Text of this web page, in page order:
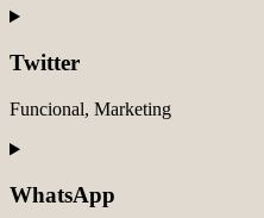
Consent
service
Twitter
Funcional, Marketing
Consent
service
WhatsApp